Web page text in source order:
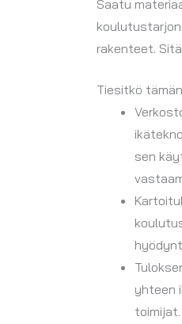
Saatu
rakenteet.
Tiesitkö
sen
yhteen